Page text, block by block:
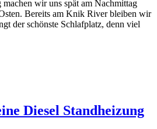
machen wir uns spät am Nachmittag
Bereits am Knik River bleiben wir
der schönste Schlafplatz, denn viel
Diesel Standheizung